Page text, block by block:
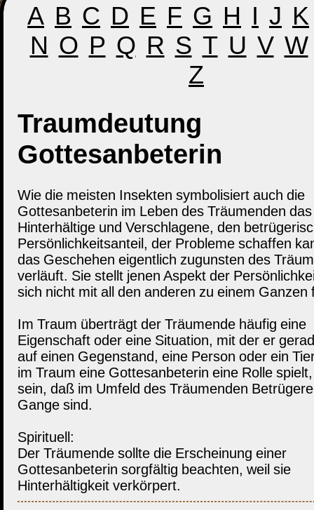
A B C D E F G H I J K
N O P Q R S T U V W
Z
Traumdeutung
Gottesanbeterin
Wie die meisten Insekten symbolisiert auch die
Gottesanbeterin im Leben des Träumenden das
Hinterhältige und Verschlagene, den
Persönlichkeitsanteil, der Probleme schaffen
das Geschehen eigentlich zugunsten des
verläuft. Sie stellt jenen Aspekt der
sich nicht mit all den anderen zu einem Ganzen
Im Traum überträgt der Träumende häufig eine
Eigenschaft oder eine Situation, mit der er
auf einen Gegenstand, eine Person oder ein
im Traum eine Gottesanbeterin eine Rolle
sein, daß im Umfeld des Träumenden
Gange sind.
Spirituell:
Der Träumende sollte die Erscheinung einer
Gottesanbeterin sorgfältig beachten, weil sie
Hinterhältigkeit verkörpert.